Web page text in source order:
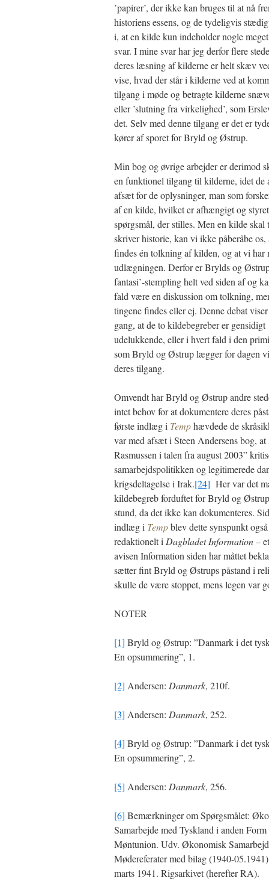
’papirer’, der ikke kan bruges til at nå
historiens essens, og de tydeligvis
i, at en kilde kun indeholder nogle
svar. I mine svar har jeg derfor flere
deres læsning af kilderne er helt skæv
vise, hvad der står i kilderne ved at
tilgang i møde og betragte kilderne
eller ’slutning fra virkelighed’, som
det. Selv med denne tilgang er det er
kører af sporet for Bryld og Østrup.
Min bog og øvrige arbejder er derimod
en funktionel tilgang til kilderne, idet de
afsæt for de oplysninger, man som
af en kilde, hvilket er afhængigt og
spørgsmål, der stilles. Men en kilde
skriver historie, kan vi ikke påberåbe os,
findes én tolkning af kilden, og at vi har
udlægningen. Derfor er Brylds og
fantasi’-stempling helt ved siden af og
fald være en diskussion om tolkning,
tingene findes eller ej. Denne debat
gang, at de to kildebegreber er gensidigt
udelukkende, eller i hvert fald i den
som Bryld og Østrup lægger for dagen
deres tilgang.
Omvendt har Bryld og Østrup andre
intet behov for at dokumentere deres
første indlæg i Temphævdede de
var med afsæt i Steen Andersens bog,
Rasmussen i talen fra august 2003”
samarbejdspolitikken og legitimerede
krigsdeltagelse i Irak.[24] Her var det
kildebegreb forduftet for Bryld og
stund, da det ikke kan dokumenteres.
indlæg i Tempblev dette synspunkt
redaktionelt i Dagbladet Information–
avisen Information siden har måttet
sætter fint Bryld og Østrups påstand i
skulle de være stoppet, mens legen var
NOTER
[1] Bryld og Østrup: ”Danmark i det
En opsummering”, 1.
[2] Andersen: Danmark, 210f.
[3] Andersen: Danmark, 252.
[4] Bryld og Østrup: ”Danmark i det
En opsummering”, 2.
[5] Andersen: Danmark, 256.
[6] Bemærkninger om Spørgsmålet:
Samarbejde med Tyskland i anden
Møntunion. Udv. Økonomisk
Mødereferater med bilag (1940-
marts 1941. Rigsarkivet (herefter RA).